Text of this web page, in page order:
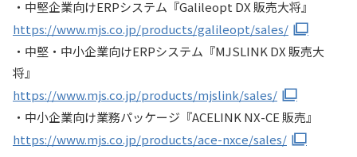
・中堅企業向けERPシステム『Galileopt DX 販売大将』
https://www.mjs.co.jp/products/galileopt/sales/
・中堅・中小企業向けERPシステム『MJSLINK DX 販売大
将』
https://www.mjs.co.jp/products/mjslink/sales/
・中小企業向け業務パッケージ『ACELINK NX-CE 販売』
https://www.mjs.co.jp/products/ace-nxce/sales/